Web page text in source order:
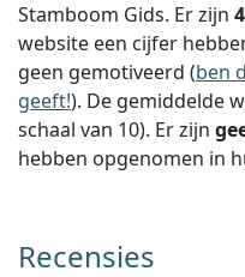
Stamboom Gids. Er zijn 4
website een cijfer
geen gemotiveerd (ben
geeft!). De gemiddelde
schaal van 10). Er zijn
hebben opgenomen in
Recensies